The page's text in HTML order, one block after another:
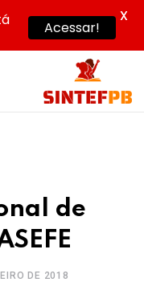
de
DE 2018
Acessar!
X